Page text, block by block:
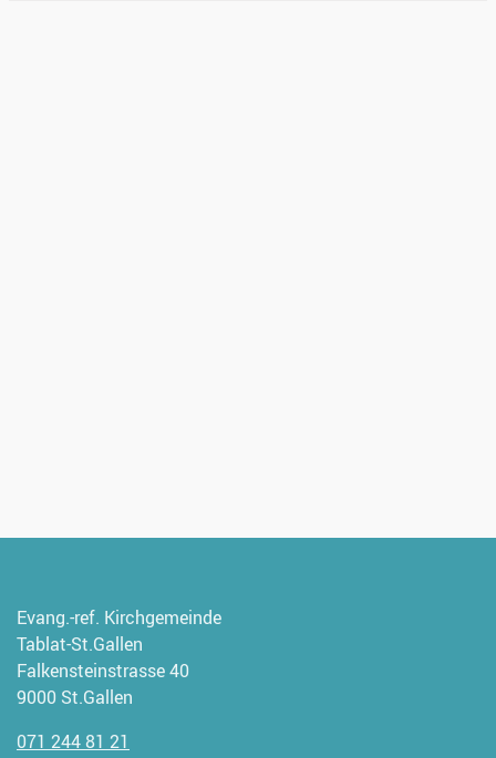
Evang.-ref. Kirchgemeinde
Tablat-St.Gallen
Falkensteinstrasse 40
9000 St.Gallen
071 244 81 21